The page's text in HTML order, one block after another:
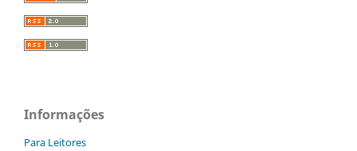
Informações
Para Leitores